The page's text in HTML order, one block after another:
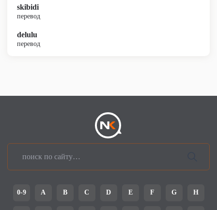
skibidi
перевод
delulu
перевод
0-9 A B C D E F G H